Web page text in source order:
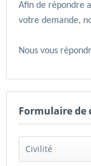
Afin de répondre
votre demande,
Nous vous
Formulaire de